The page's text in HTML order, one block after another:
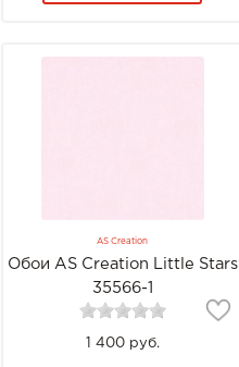
AS Creation
Обои AS Creation Little Stars
35566-1
1 400 руб.